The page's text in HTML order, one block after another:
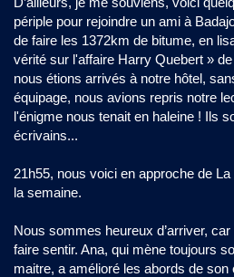
périple pour rejoindre un ami à
de faire les 1372km de bitume, en
vérité sur l'affaire Harry Quebert »
nous étions arrivés à notre hôtel,
équipage, nous avions repris notre
l'énigme nous tenait en haleine ! Ils
écrivains...
21h55, nous voici en approche de
la semaine.
Nous sommes heureux d’arriver,
faire sentir. Ana, qui mène toujours
maitre, a amélioré les abords de